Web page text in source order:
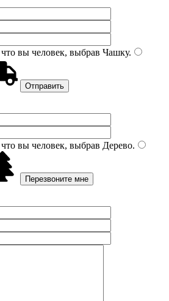
вы человек, выбрав Чашку.
вы человек, выбрав Дерево.